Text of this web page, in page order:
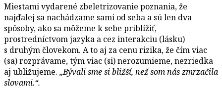
Miestami vydarené zbeletrizovanie poznania, že
najďalej sa nachádzame sami od seba a sú len dva
spôsoby, ako sa môžeme k sebe priblížiť,
prostredníctvom jazyka a cez interakciu (lásku)
s druhým človekom. A to aj za cenu rizika, že čím viac
(sa) rozprávame, tým viac (si) nerozumieme, nezriedka
aj ubližujeme. „Bývali sme si bližší, než som nás zmrzačila
slovami.“.